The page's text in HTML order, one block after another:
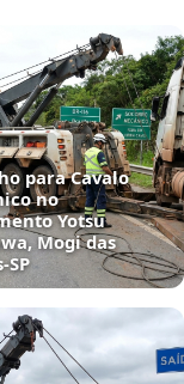
para Cavalo
no
Yotsu
Mogi das